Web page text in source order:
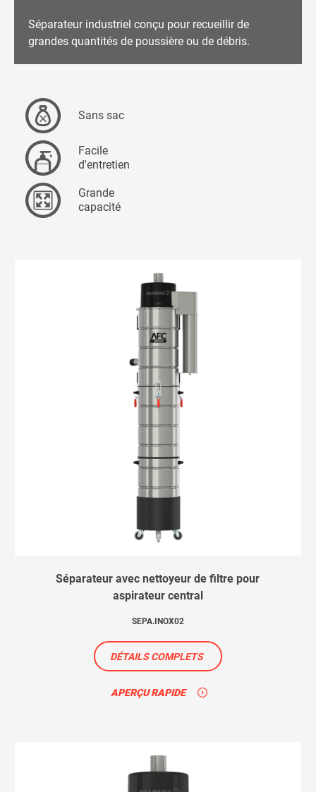
Séparateur industriel conçu pour recueillir de
grandes quantités de poussière ou de débris.
Sans sac
Facile
d'entretien
Grande
capacité
Séparateur avec nettoyeur de filtre pour
aspirateur central
SEPA.INOX02
DÉTAILS COMPLETS
APERÇU RAPIDE